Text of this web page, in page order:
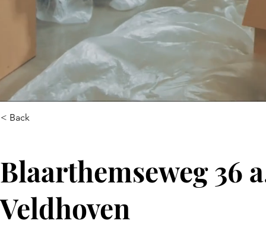
< Back
Blaarthemseweg 36
Veldhoven